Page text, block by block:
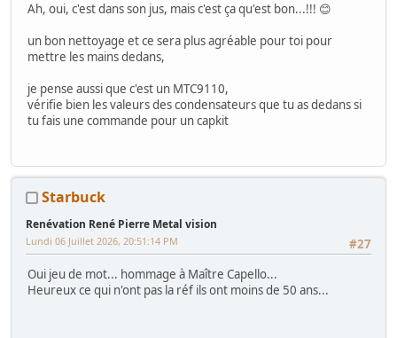
Ah, oui, c'est dans son jus, mais c'est ça qu'est bon...!!! 😊
un bon nettoyage et ce sera plus agréable pour toi pour
mettre les mains dedans,
je pense aussi que c'est un MTC9110,
vérifie bien les valeurs des condensateurs que tu as dedans si
tu fais une commande pour un capkit
Starbuck
Renévation René Pierre Metal vision
#27
Lundi 06 Juillet 2026, 20:51:14 PM
Oui jeu de mot... hommage à Maître Capello...
Heureux ce qui n'ont pas la réf ils ont moins de 50 ans...